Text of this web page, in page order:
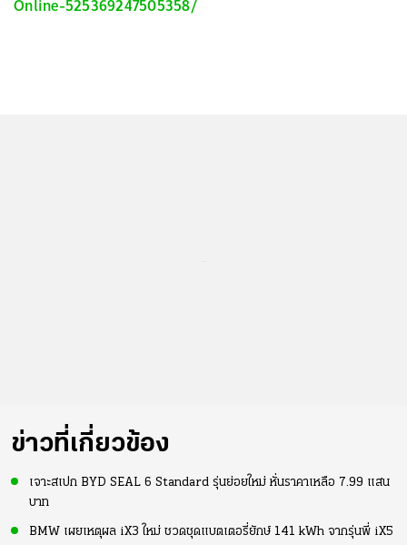
ข่าวที่เกี่ยวข้อง
เจาะสเปก BYD SEAL 6 Standard รุ่นย่อยใหม่ หั่นราคาเหลือ 7.99 แสน
บาท
BMW เผยเหตุผล iX3 ใหม่ ชวดชุดแบตเตอรี่ยักษ์ 141 kWh จากรุ่นพี่ iX5